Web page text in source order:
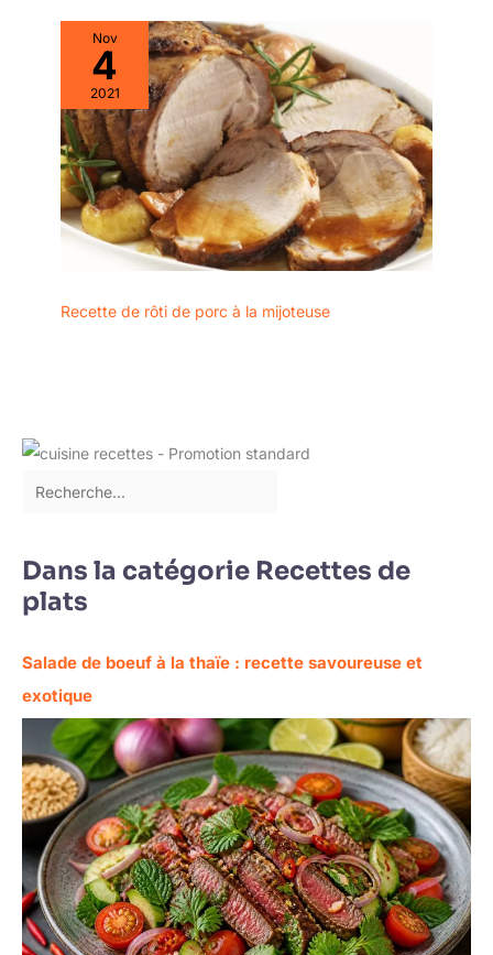
Nov
4
2021
Recette de rôti de porc à la mijoteuse
Dans la catégorie Recettes de
plats
Salade de boeuf à la thaïe : recette savoureuse et
exotique